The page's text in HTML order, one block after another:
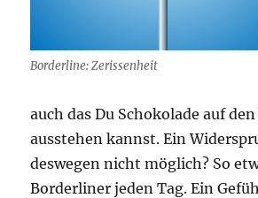
Borderline: Zerissenheit
auch das Du Schokolade auf
ausstehen kannst. Ein
deswegen nicht möglich? So
Borderliner jeden Tag. Ein